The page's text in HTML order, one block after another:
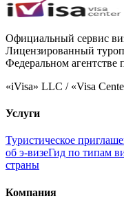
Официальный сервис
Лицензированный
Федеральном агентстве
«iVisa» LLC / «Visa
Услуги
Туристическое
об э-визеГид по типам
страны
Компания